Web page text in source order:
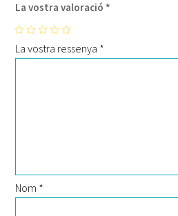
La vostra valoració *
La vostra ressenya *
Nom *